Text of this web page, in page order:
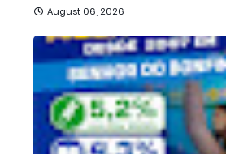
August 06, 2026